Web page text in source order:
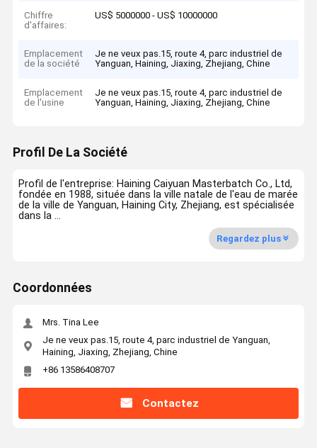
Chiffre
d'affaires:
US$ 5000000 - US$ 10000000
Emplacement
de la société
Je ne veux pas.15, route 4, parc industriel de
Yanguan, Haining, Jiaxing, Zhejiang, Chine
Emplacement
de l'usine
Je ne veux pas.15, route 4, parc industriel de
Yanguan, Haining, Jiaxing, Zhejiang, Chine
Profil De La Société
Profil de l'entreprise: Haining Caiyuan Masterbatch Co., Ltd,
fondée en 1988, située dans la ville natale de l'eau de marée
de la ville de Yanguan, Haining City, Zhejiang, est spécialisée
dans la ...
Regardez plus
Coordonnées
Mrs. Tina Lee
Je ne veux pas.15, route 4, parc industriel de Yanguan,
Haining, Jiaxing, Zhejiang, Chine
+86 13586408707
Contactez